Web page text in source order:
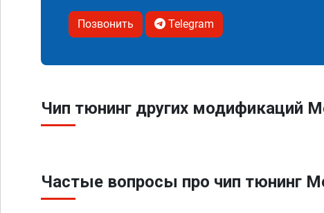
Позвонить Telegram
Чип тюнинг других модификаций
Частые вопросы про чип тюнинг